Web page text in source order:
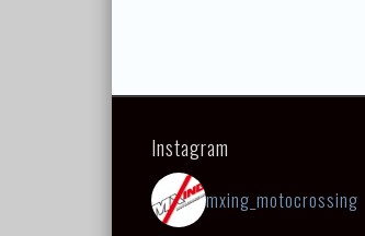
Instagram
mxing_motocrossing